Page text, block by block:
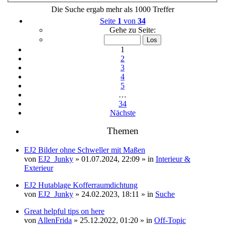
Die Suche ergab mehr als 1000 Treffer
Seite 1 von 34
Gehe zu Seite:
1
2
3
4
5
…
34
Nächste
Themen
EJ2 Bilder ohne Schweller mit Maßen
Dateianhang
von EJ2_Junky » 01.07.2024, 22:09 » in Interieur &
Exterieur
EJ2 Hutablage Kofferraumdichtung
von EJ2_Junky » 24.02.2023, 18:11 » in Suche
Great helpful tips on here
von AllenFrida » 25.12.2022, 01:20 » in Off-Topic